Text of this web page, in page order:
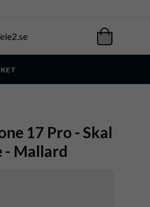
17 Pro - Skal
- Mallard